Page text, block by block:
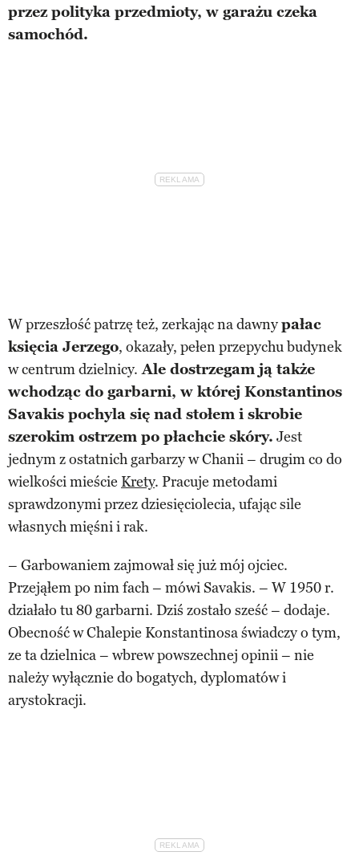
przez polityka przedmioty, w garażu czeka
samochód.
W przeszłość patrzę też, zerkając na dawnypałac
księcia Jerzego, okazały, pełen przepychu budynek
w centrum dzielnicy. Ale dostrzegam ją także
wchodząc do garbarni, w której Konstantinos
Savakis pochyla się nad stołem i skrobie
szerokim ostrzem po płachcie skóry. Jest
jednym z ostatnich garbarzy w Chanii – drugim co do
wielkości mieście Krety. Pracuje metodami
sprawdzonymi przez dziesięciolecia, ufając sile
własnych mięśni i rak.
– Garbowaniem zajmował się już mój ojciec.
Przejąłem po nim fach – mówi Savakis. – W 1950 r.
działało tu 80 garbarni. Dziś zostało sześć – dodaje.
Obecność w Chalepie Konstantinosa świadczy o tym,
ze ta dzielnica – wbrew powszechnej opinii – nie
należy wyłącznie do bogatych, dyplomatów i
arystokracji.